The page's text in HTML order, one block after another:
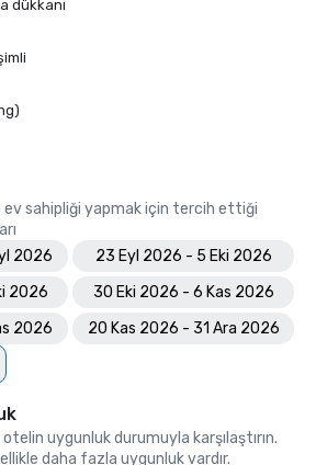
dükkanı
ev sahipliği yapmak için tercih ettiği
2026
23 Eyl 2026 - 5 Eki 2026
2026
30 Eki 2026 - 6 Kas 2026
2026
20 Kas 2026 - 31 Ara 2026
uygunluk durumuyla karşılaştırın.
daha fazla uygunluk vardır.